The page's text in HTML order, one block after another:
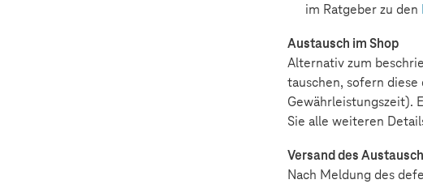
im Ratgeber zu den
Austausch im Shop
Alternativ zum
tauschen, sofern
Gewährleistungszeit).
Sie alle weiteren
Versand des
Nach Meldung des